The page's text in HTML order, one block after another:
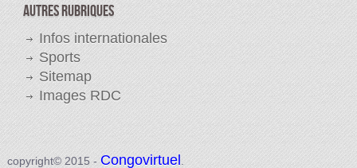
Autres rubriques
Infos internationales
Sports
Sitemap
Images RDC
copyright© 2015-Congovirtuel.